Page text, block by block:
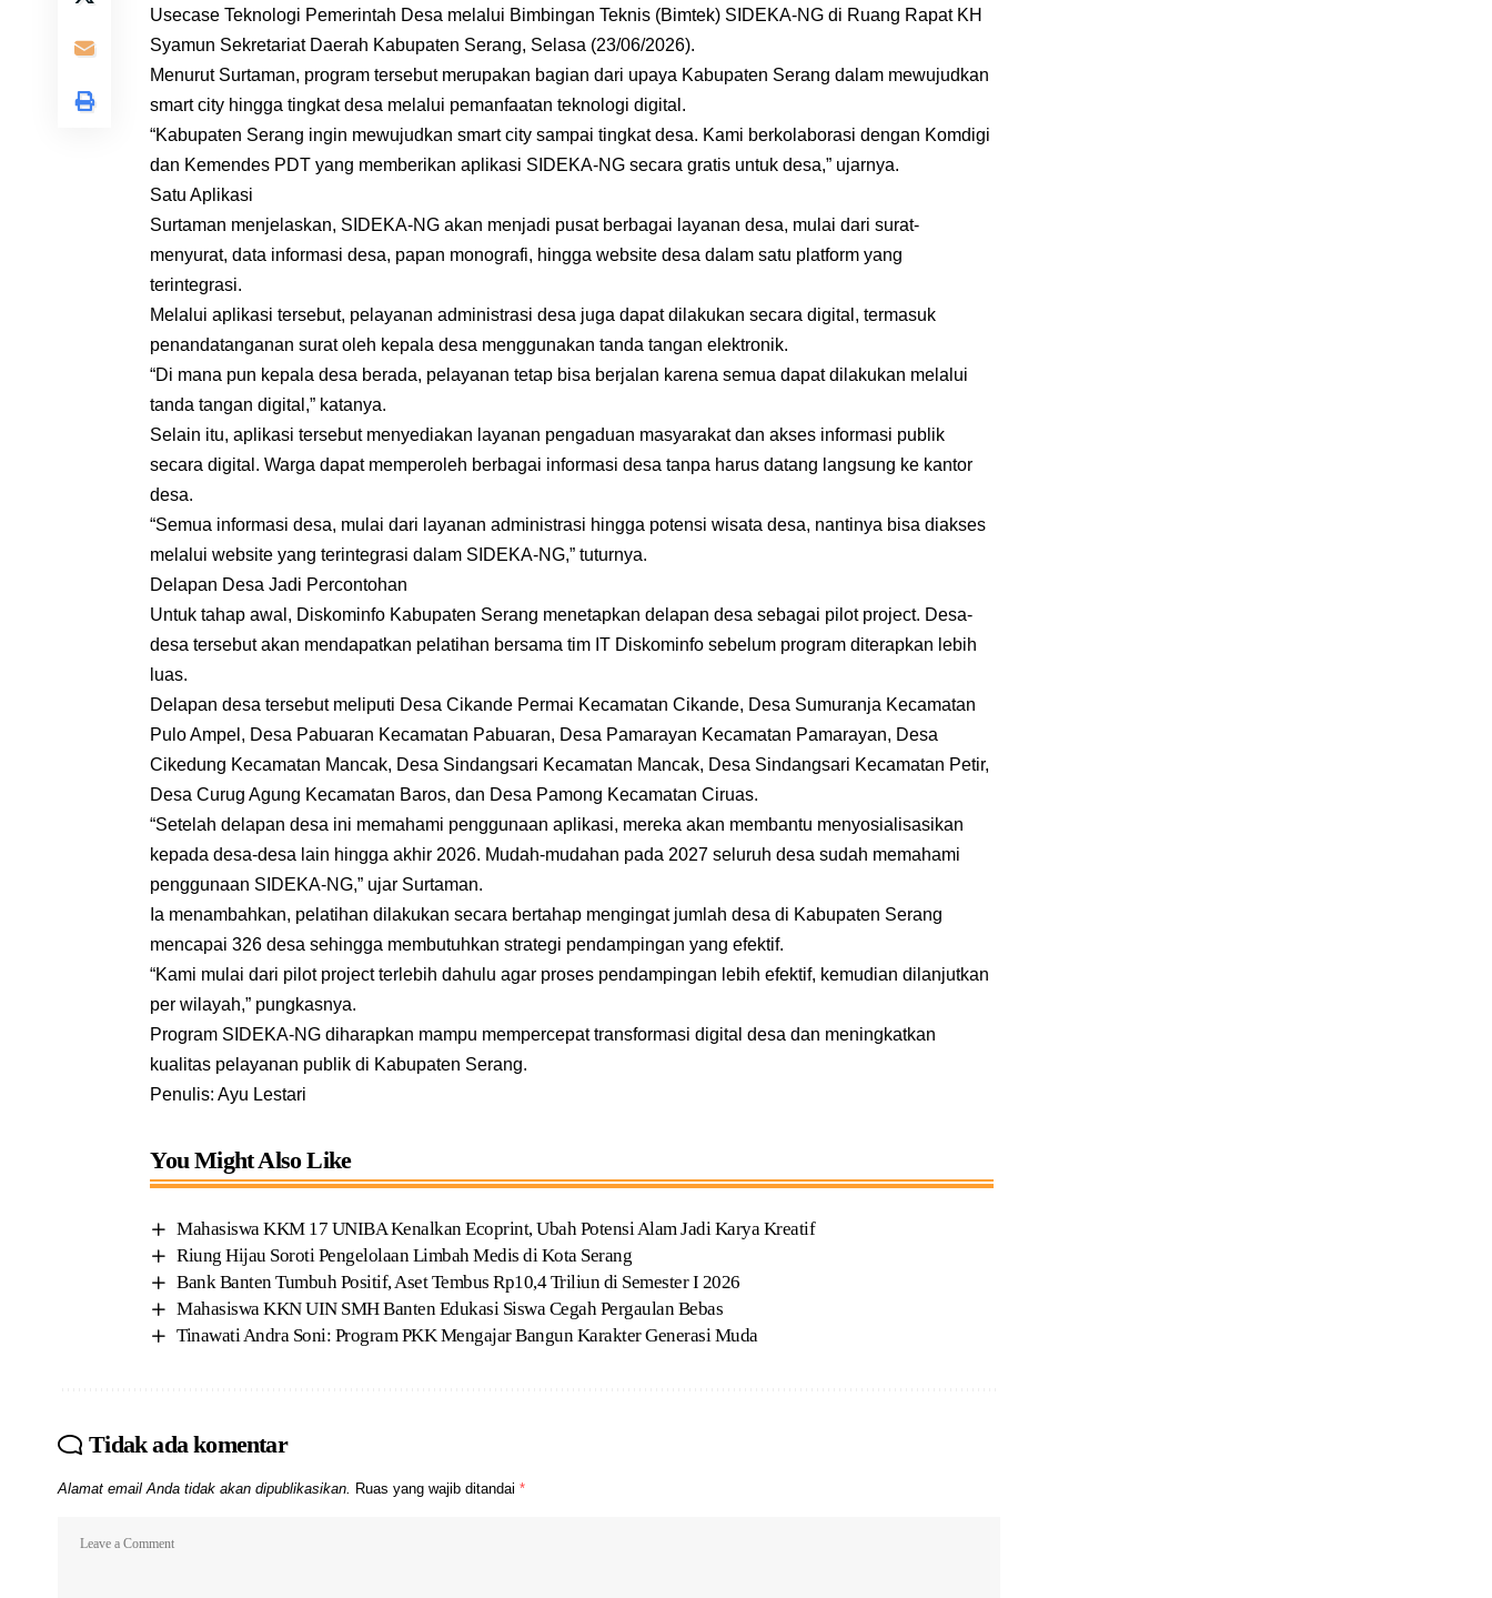
Usecase Teknologi Pemerintah Desa melalui Bimbingan Teknis (Bimtek) SIDEKA-NG di Ruang Rapat KH
Syamun Sekretariat Daerah Kabupaten Serang, Selasa (23/06/2026).
Menurut Surtaman, program tersebut merupakan bagian dari upaya Kabupaten Serang dalam mewujudkan
smart city hingga tingkat desa melalui pemanfaatan teknologi digital.
“Kabupaten Serang ingin mewujudkan smart city sampai tingkat desa. Kami berkolaborasi dengan Komdigi
dan Kemendes PDT yang memberikan aplikasi SIDEKA-NG secara gratis untuk desa,” ujarnya.
Satu Aplikasi
Surtaman menjelaskan, SIDEKA-NG akan menjadi pusat berbagai layanan desa, mulai dari surat-
menyurat, data informasi desa, papan monografi, hingga website desa dalam satu platform yang
terintegrasi.
Melalui aplikasi tersebut, pelayanan administrasi desa juga dapat dilakukan secara digital, termasuk
penandatanganan surat oleh kepala desa menggunakan tanda tangan elektronik.
“Di mana pun kepala desa berada, pelayanan tetap bisa berjalan karena semua dapat dilakukan melalui
tanda tangan digital,” katanya.
Selain itu, aplikasi tersebut menyediakan layanan pengaduan masyarakat dan akses informasi publik
secara digital. Warga dapat memperoleh berbagai informasi desa tanpa harus datang langsung ke kantor
desa.
“Semua informasi desa, mulai dari layanan administrasi hingga potensi wisata desa, nantinya bisa diakses
melalui website yang terintegrasi dalam SIDEKA-NG,” tuturnya.
Delapan Desa Jadi Percontohan
Untuk tahap awal, Diskominfo Kabupaten Serang menetapkan delapan desa sebagai pilot project. Desa-
desa tersebut akan mendapatkan pelatihan bersama tim IT Diskominfo sebelum program diterapkan lebih
luas.
Delapan desa tersebut meliputi Desa Cikande Permai Kecamatan Cikande, Desa Sumuranja Kecamatan
Pulo Ampel, Desa Pabuaran Kecamatan Pabuaran, Desa Pamarayan Kecamatan Pamarayan, Desa
Cikedung Kecamatan Mancak, Desa Sindangsari Kecamatan Mancak, Desa Sindangsari Kecamatan Petir,
Desa Curug Agung Kecamatan Baros, dan Desa Pamong Kecamatan Ciruas.
“Setelah delapan desa ini memahami penggunaan aplikasi, mereka akan membantu menyosialisasikan
kepada desa-desa lain hingga akhir 2026. Mudah-mudahan pada 2027 seluruh desa sudah memahami
penggunaan SIDEKA-NG,” ujar Surtaman.
Ia menambahkan, pelatihan dilakukan secara bertahap mengingat jumlah desa di Kabupaten Serang
mencapai 326 desa sehingga membutuhkan strategi pendampingan yang efektif.
“Kami mulai dari pilot project terlebih dahulu agar proses pendampingan lebih efektif, kemudian dilanjutkan
per wilayah,” pungkasnya.
Program SIDEKA-NG diharapkan mampu mempercepat transformasi digital desa dan meningkatkan
kualitas pelayanan publik di Kabupaten Serang.
Penulis: Ayu Lestari
You Might Also Like
Mahasiswa KKM 17 UNIBA Kenalkan Ecoprint, Ubah Potensi Alam Jadi Karya Kreatif
Riung Hijau Soroti Pengelolaan Limbah Medis di Kota Serang
Bank Banten Tumbuh Positif, Aset Tembus Rp10,4 Triliun di Semester I 2026
Mahasiswa KKN UIN SMH Banten Edukasi Siswa Cegah Pergaulan Bebas
Tinawati Andra Soni: Program PKK Mengajar Bangun Karakter Generasi Muda
Tidak ada komentar
Alamat email Anda tidak akan dipublikasikan. Ruas yang wajib ditandai *